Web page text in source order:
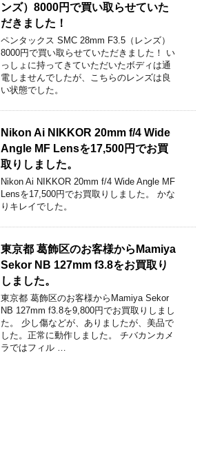
ンズ）8000円で買い取らせていた
だきました！
ペンタックス SMC 28mm F3.5（レンズ）
8000円で買い取らせていただきました！ い
っしょに持ってきていただいたボディは通
電しませんでしたが、こちらのレンズは良
い状態でした。
Nikon Ai NIKKOR 20mm f/4 Wide
Angle MF Lensを17,500円でお買
取りしました。
Nikon Ai NIKKOR 20mm f/4 Wide Angle MF
Lensを17,500円でお買取りしました。 かな
りキレイでした。
東京都 葛飾区のお客様からMamiya
Sekor NB 127mm f3.8をお買取り
しました。
東京都 葛飾区のお客様からMamiya Sekor
NB 127mm f3.8を9,800円でお買取りしまし
た。 少し傷などが、ありましたが、美品で
した。正常に動作しました。 チバカンカメ
ラではフィル …